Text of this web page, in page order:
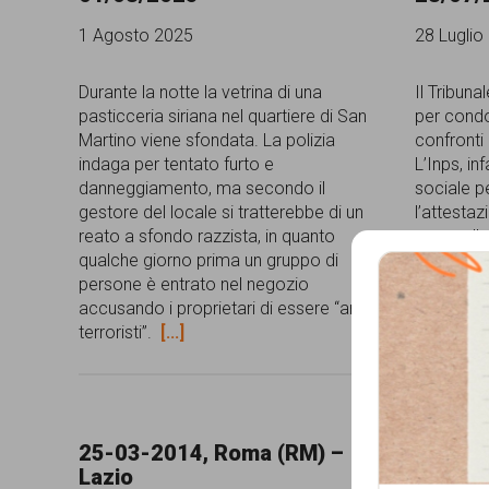
comunicazione
dedicato
al
fenomeno
del
razzismo
curato
da
collaborazione
con
1 Agosto 2025
Durante la notte la vetrina di una
pasticceria siriana nel quartiere di San
Martino viene sfondata. La polizia
indaga per tentato furto e
danneggiamento, ma secondo il
gestore del locale si tratterebbe di un
reato a sfondo razzista, in quanto
qualche giorno prima un gruppo di
persone è entrato nel negozio
accusando i proprietari di essere “arabi
terroristi”.
[...]
28 Luglio
Il
per
confronti
L’Inps,
sociale
presso
quanto i
correre
25-03-2014, Roma (RM) –
Lazio